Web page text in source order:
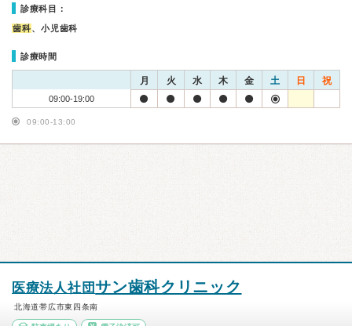
診療科目：
歯科、小児歯科
診療時間
月 火 水 木 金 土 日 祝
09:00-19:00
09:00-13:00
医療法人社団サン歯科クリニック
北海道帯広市東四条南